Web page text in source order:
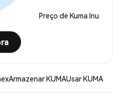
Preço de Kuma Inu
Armazenar KUMAUsar KUMA